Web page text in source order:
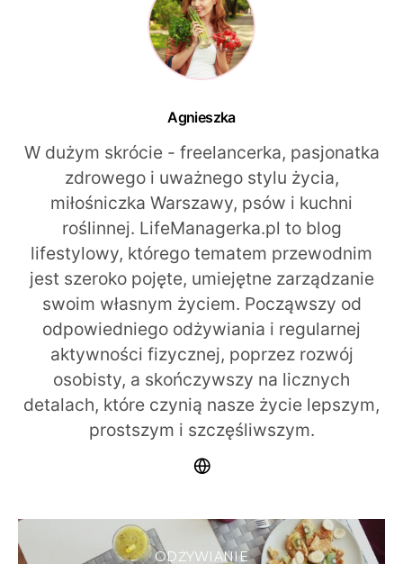
Agnieszka
W dużym skrócie - freelancerka, pasjonatka
zdrowego i uważnego stylu życia,
miłośniczka Warszawy, psów i kuchni
roślinnej. LifeManagerka.pl to blog
lifestylowy, którego tematem przewodnim
jest szeroko pojęte, umiejętne zarządzanie
swoim własnym życiem. Począwszy od
odpowiedniego odżywiania i regularnej
aktywności fizycznej, poprzez rozwój
osobisty, a skończywszy na licznych
detalach, które czynią nasze życie lepszym,
prostszym i szczęśliwszym.
ODŻYWIANIE